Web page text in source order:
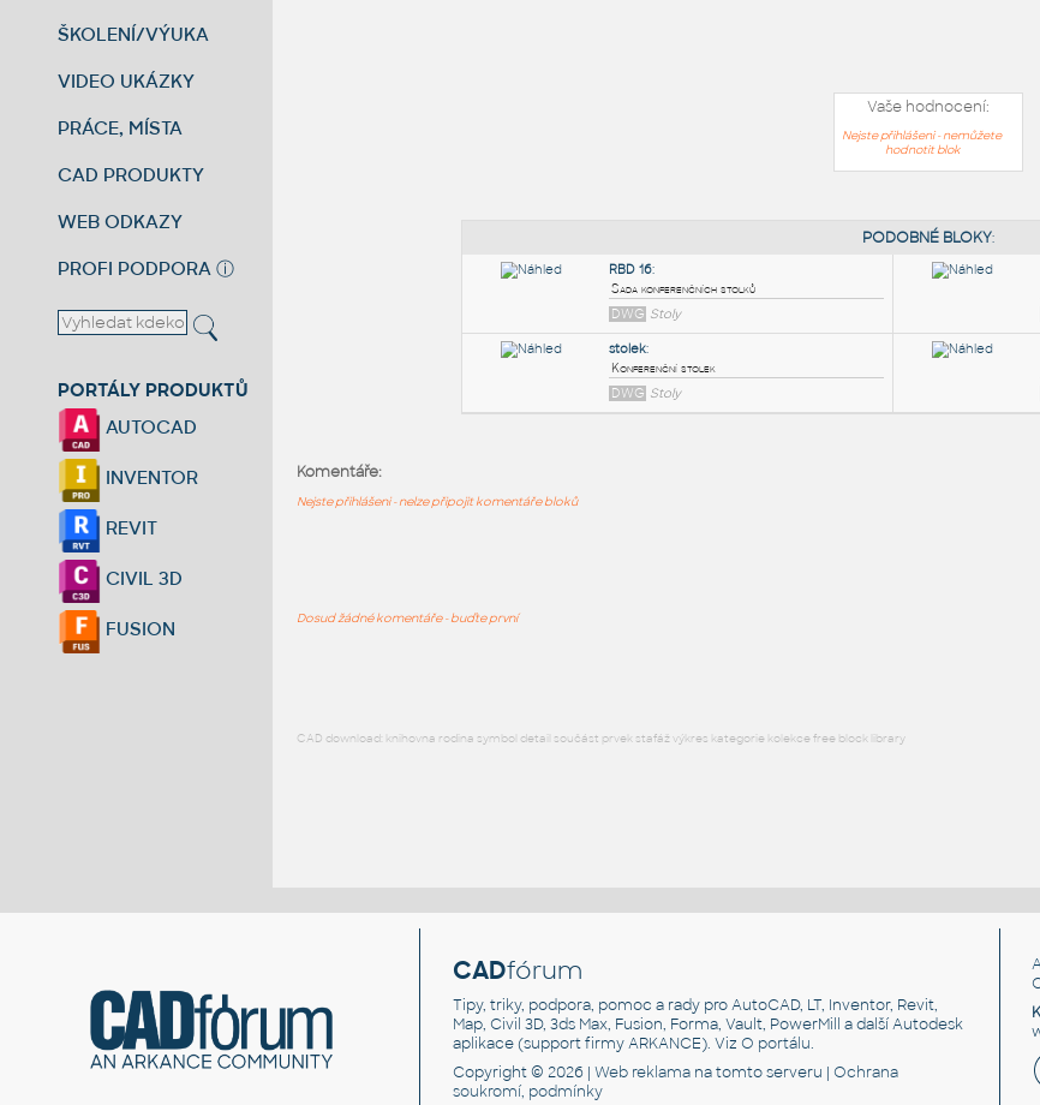
ŠKOLENÍ/VÝUKA
VIDEO UKÁZKY
PRÁCE, MÍSTA
CAD PRODUKTY
WEB ODKAZY
PROFI PODPORA ⓘ
PORTÁLY PRODUKTŮ
AUTOCAD
INVENTOR
REVIT
CIVIL 3D
FUSION
Vaše hodnocení:
Nejste přihlášeni - nemůžete
hodnotit blok
Komentáře:
Nejste přihlášeni - nelze připojit komentáře bloků
Dosud žádné komentáře - buďte první
CAD download: knihovna rodina symbol detail součást prvek stafáž výkres kategorie kolekce free block library
CADfórum
Tipy, triky, podpora, pomoc a rady pro AutoCAD, LT, Inventor, Revit,
Map, Civil 3D, 3ds Max, Fusion, Forma, Vault, PowerMill a další Autodesk
aplikace (support firmy ARKANCE). VizO portálu.
Copyright © 2026 |Web reklama na tomto serveru |Ochrana
soukromí, podmínky